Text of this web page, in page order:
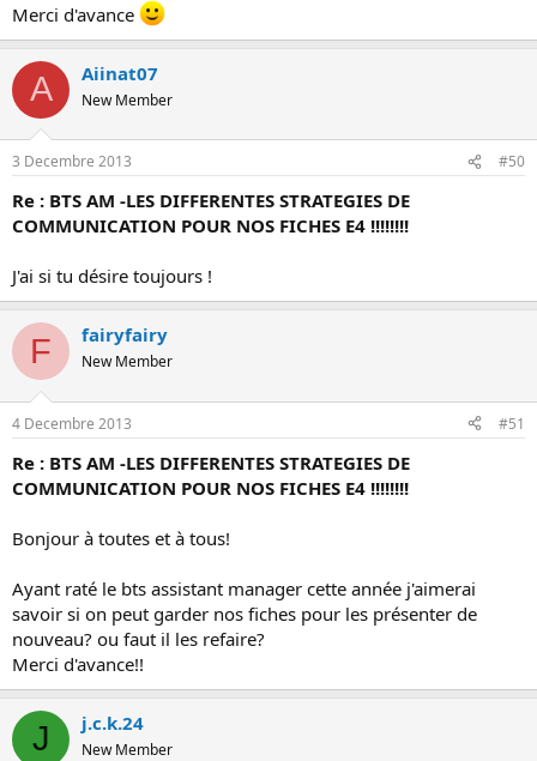
Merci d'avance
A Aiinat07
New Member
3 Decembre 2013 #50
Re : BTS AM -LES DIFFERENTES STRATEGIES DE
COMMUNICATION POUR NOS FICHES E4 !!!!!!!!
J'ai si tu désire toujours !
F fairyfairy
New Member
4 Decembre 2013 #51
Re : BTS AM -LES DIFFERENTES STRATEGIES DE
COMMUNICATION POUR NOS FICHES E4 !!!!!!!!
Bonjour à toutes et à tous!
Ayant raté le bts assistant manager cette année j'aimerai
savoir si on peut garder nos fiches pour les présenter de
nouveau? ou faut il les refaire?
Merci d'avance!!
J j.c.k.24
New Member